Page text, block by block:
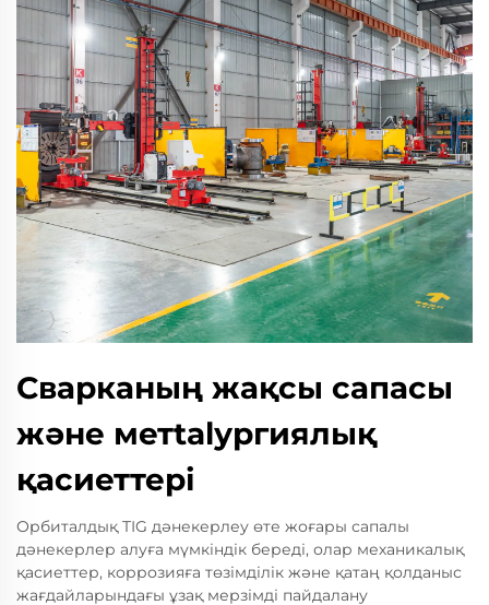
Сварканың жақсы сапасы
және метtalургиялық
қасиеттері
Орбиталдық TIG дәнекерлеу өте жоғары сапалы
дәнекерлер алуға мүмкіндік береді, олар механикалық
қасиеттер, коррозияға төзімділік және қатаң қолданыс
жағдайларындағы ұзақ мерзімді пайдалану